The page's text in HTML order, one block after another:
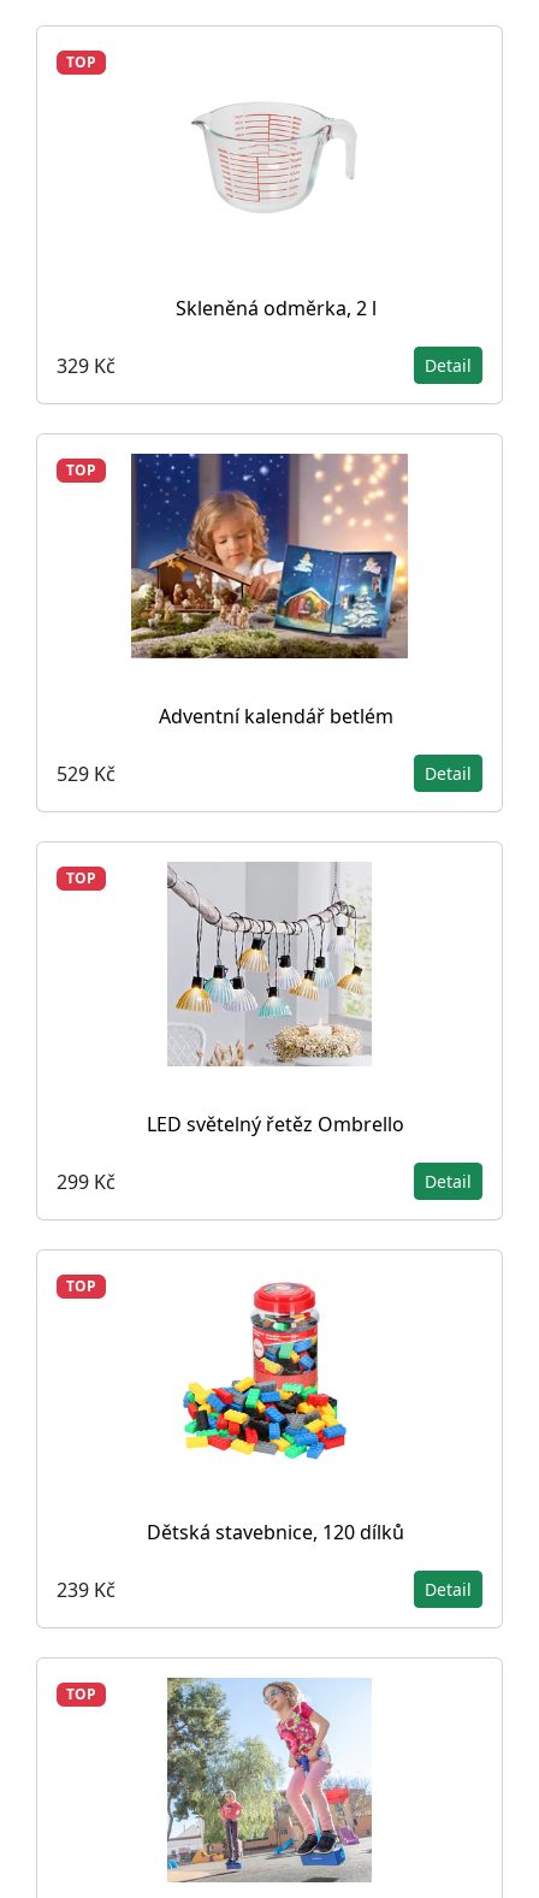
TOP
Skleněná odměrka, 2 l
329 Kč Detail
TOP
Adventní kalendář betlém
529 Kč Detail
TOP
LED světelný řetěz Ombrello
299 Kč Detail
TOP
Dětská stavebnice, 120 dílků
239 Kč Detail
TOP